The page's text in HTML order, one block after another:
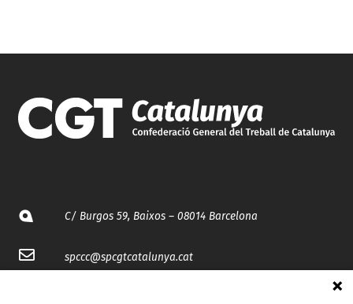
C/ Burgos 59, Baixos – 08014 Barcelona
spccc@spcgtcatalunya.cat